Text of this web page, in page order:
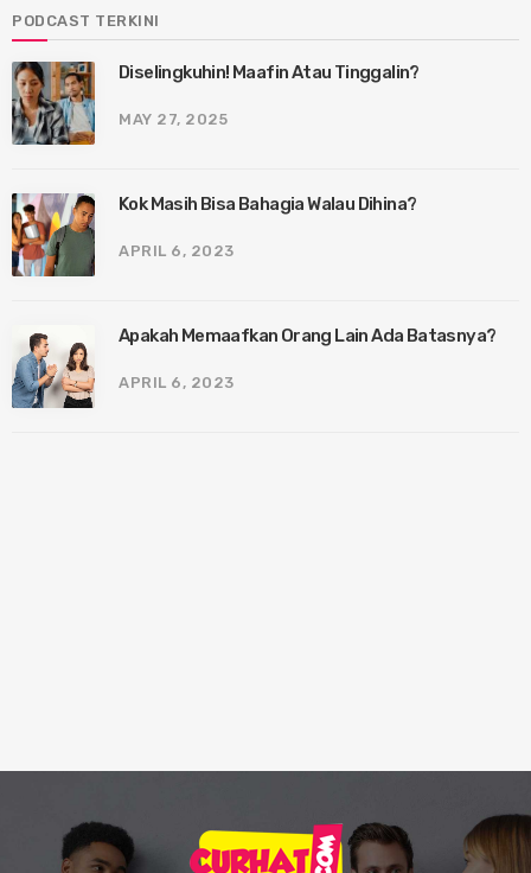
PODCAST TERKINI
Diselingkuhin! Maafin Atau Tinggalin?
MAY 27, 2025
Kok Masih Bisa Bahagia Walau Dihina?
APRIL 6, 2023
Apakah Memaafkan Orang Lain Ada Batasnya?
APRIL 6, 2023